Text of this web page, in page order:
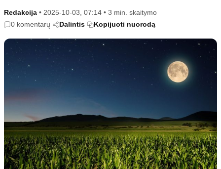
Karjera
Psichologinė sveikata
Tvari mada
Privatumo politika
Reklamos politika
Slapukų politika
Apie mus
Autoriai
Kontaktai
Redakcija • 2025-10-03, 07:14 • 3 min. skaitymo
0 komentarų
Dalintis Kopijuoti nuorodą